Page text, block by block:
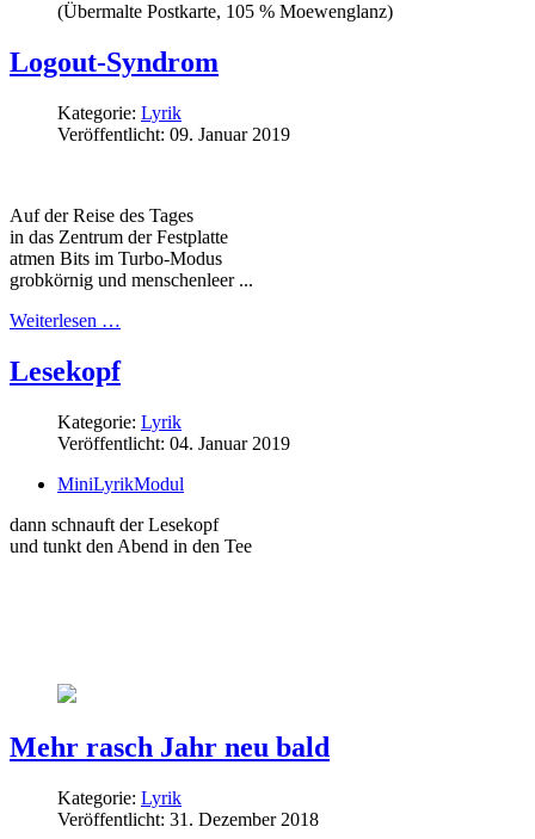
(Übermalte Postkarte, 105 % Moewenglanz)
Logout-Syndrom
Kategorie: Lyrik
Veröffentlicht: 09. Januar 2019
Auf der Reise des Tages
in das Zentrum der Festplatte
atmen Bits im Turbo-Modus
grobkörnig und menschenleer...
Weiterlesen …
Lesekopf
Kategorie: Lyrik
Veröffentlicht: 04. Januar 2019
MiniLyrikModul
dann schnauft der Lesekopf
und tunkt den Abend in den Tee
Mehr rasch Jahr neu bald
Kategorie: Lyrik
Veröffentlicht: 31. Dezember 2018